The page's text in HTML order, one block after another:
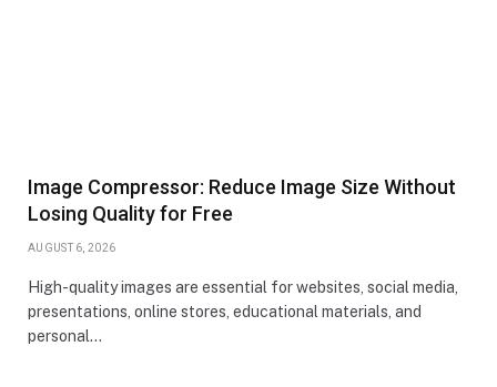
Image Compressor: Reduce Image Size Without
Losing Quality for Free
AUGUST 6, 2026
High-quality images are essential for websites, social media,
presentations, online stores, educational materials, and
personal…